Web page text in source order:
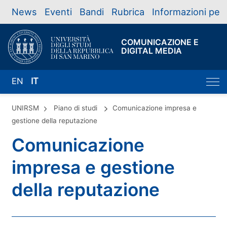
News Eventi Bandi Rubrica Informazioni per
COMUNICAZIONE E
DIGITAL MEDIA
EN IT
UNIRSM Piano di studi
Comunicazione impresa e
gestione della reputazione
Comunicazione
impresa e gestione
della reputazione